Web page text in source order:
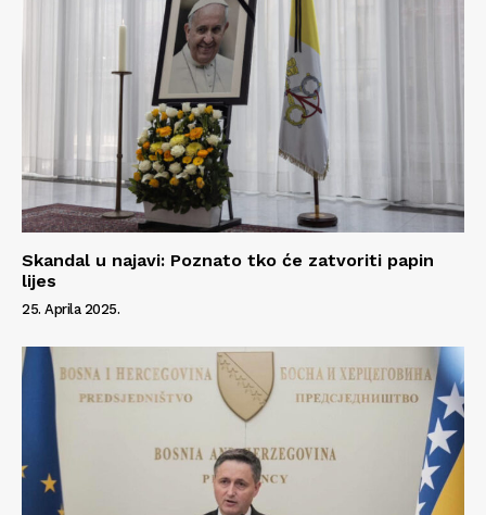
Skandal u najavi: Poznato tko će zatvoriti papin
lijes
25. Aprila 2025.